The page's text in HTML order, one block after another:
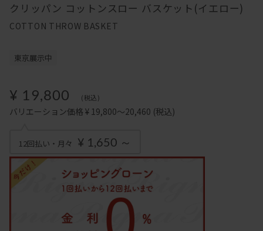
クリッパン コットンスロー バスケット(イエロー)
COTTON THROW BASKET
東京展示中
¥ 19,800 (税込)
バリエーション価格 ¥ 19,800～20,460 (税込)
12回払い・月々 ¥ 1,650 ～